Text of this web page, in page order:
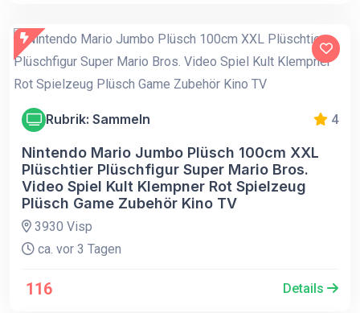
Rubrik: Sammeln 4
Nintendo Mario Jumbo Plüsch 100cm XXL
Plüschtier Plüschfigur Super Mario Bros.
Video Spiel Kult Klempner Rot Spielzeug
Plüsch Game Zubehör Kino TV
3930 Visp
ca. vor 3 Tagen
116 Details